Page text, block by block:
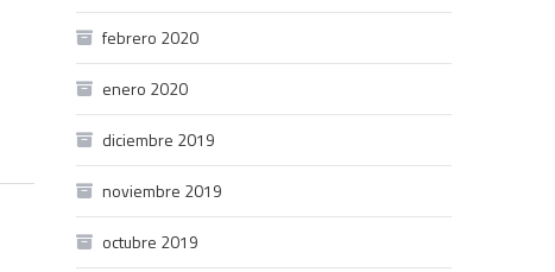
febrero 2020
enero 2020
diciembre 2019
noviembre 2019
octubre 2019